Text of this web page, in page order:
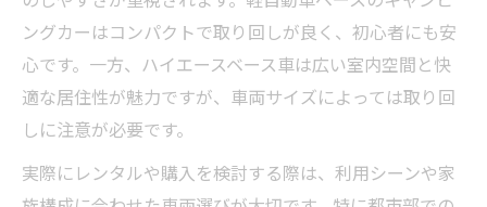
ングカーはコンパクトで取り回しが良く、初心者にも安
心です。一方、ハイエースベース車は広い室内空間と快
適な居住性が魅力ですが、車両サイズによっては取り回
しに注意が必要です。
実際にレンタルや購入を検討する際は、利用シーンや家